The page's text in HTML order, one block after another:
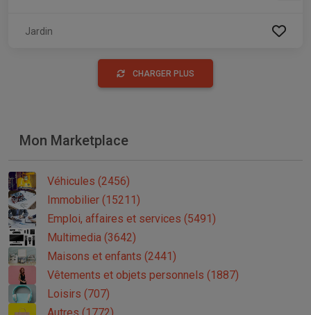
Jardin
CHARGER PLUS
Mon Marketplace
Véhicules (2456)
Immobilier (15211)
Emploi, affaires et services (5491)
Multimedia (3642)
Maisons et enfants (2441)
Vêtements et objets personnels (1887)
Loisirs (707)